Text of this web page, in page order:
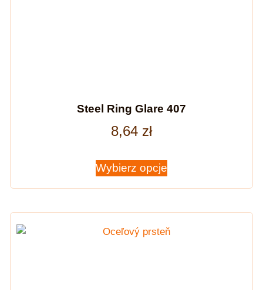
Steel Ring Glare 407
8,64 zł
Wybierz opcje